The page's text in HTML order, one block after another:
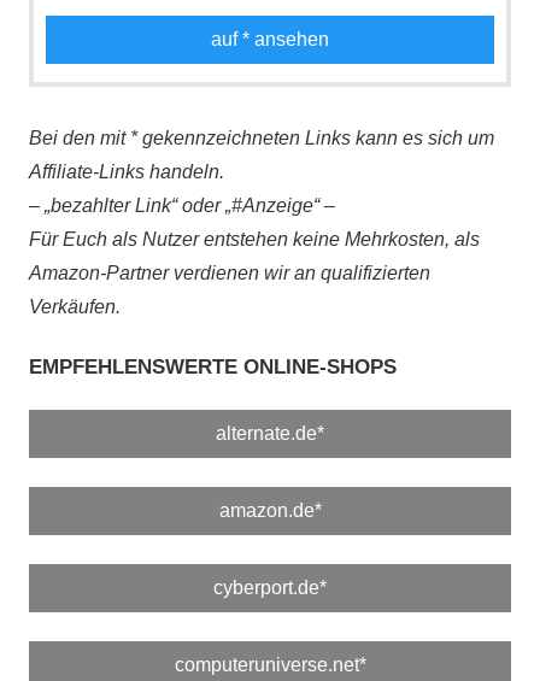
auf* ansehen
Bei den mit * gekennzeichneten Links kann es sich um
Affiliate-Links handeln.
– „bezahlter Link“ oder „#Anzeige“ –
Für Euch als Nutzer entstehen keine Mehrkosten, als
Amazon-Partner verdienen wir an qualifizierten
Verkäufen.
EMPFEHLENSWERTE ONLINE-SHOPS
alternate.de*
amazon.de*
cyberport.de*
computeruniverse.net*